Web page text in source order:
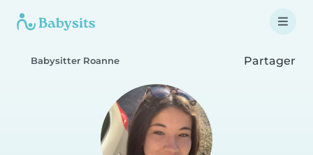
Babysitter Roanne Partager